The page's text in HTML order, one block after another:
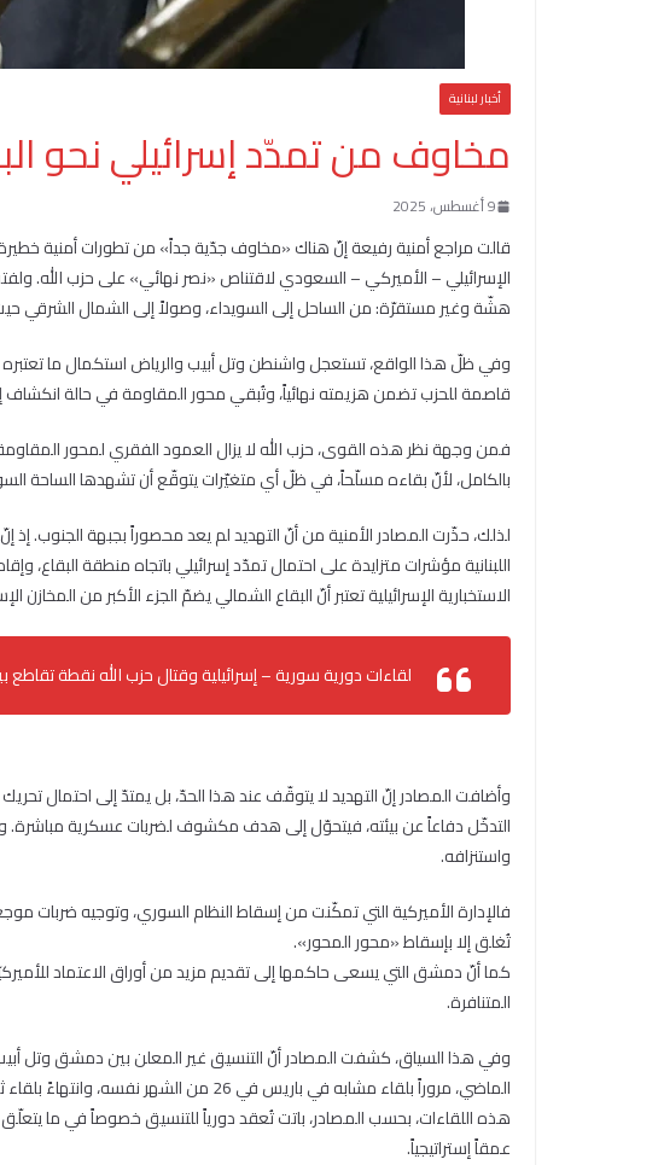
أخبار لبنانية
مخاوف من تمدّد إسرائيلي نحو
9 أغسطس، 2025
قالت مراجع أمنية رفيعة إنّ هناك «مخاوف جدّية جداً» من تطورات أمنية خطيرة
الإسرائيلي – الأميركي – السعودي لاقتناص «نصر نهائي» على حزب الله.
هشّة وغير مستقرّة: من الساحل إلى السويداء، وصولاً إلى الشمال الشرقي حيث
وفي ظلّ هذا الواقع، تستعجل واشنطن وتل أبيب والرياض استكمال ما تعتبره
قاصمة للحزب تضمن هزيمته نهائياً، وتُبقي محور المقاومة في حالة انكشاف
فمن وجهة نظر هذه القوى، حزب الله لا يزال العمود الفقري لمحور
بالكامل، لأنّ بقاءه مسلّحاً، في ظلّ أي متغيّرات يتوقّع أن تشهدها الساحة
اللبنانية مؤشرات متزايدة على احتمال تمدّد إسرائيلي باتجاه منطقة البقاع،
الاستخبارية الإسرائيلية تعتبر أنّ البقاع الشمالي يضمّ الجزء الأكبر من المخازن
لقاءات دورية سورية – إسرائيلية وقتال حزب الله نقطة تقاطع
وأضافت المصادر إنّ التهديد لا يتوقّف عند هذا الحدّ، بل يمتدّ إلى احتمال
التدخّل دفاعاً عن بيئته، فيتحوّل إلى هدف مكشوف لضربات عسكرية مباشرة.
واستنزافه.
فالإدارة الأميركية التي تمكّنت من إسقاط النظام السوري، وتوجيه ضربات
تُغلق إلا بإسقاط «محور المحور».
كما أنّ دمشق التي يسعى حاكمها إلى تقديم مزيد من أوراق الاعتماد
المتنافرة.
هذه اللقاءات، بحسب المصادر، باتت تُعقد دورياً للتنسيق خصوصاً في ما
عمقاً إستراتيجياً.